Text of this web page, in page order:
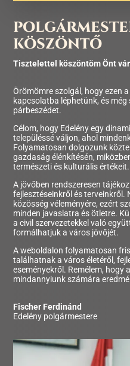
KÖSZÖNTŐ
Tisztelettel köszöntöm Önt
Örömömre szolgál, hogy ezen
kapcsolatba léphetünk, és
párbeszédet.
Célom, hogy Edelény egy
településsé váljon, ahol
Folyamatosan dolgozunk
gazdaság élénkítésén,
természeti és kulturális értékeit.
A jövőben rendszeresen
fejlesztéseinkről és terveinkről.
közösség véleményére, ezért
minden javaslatra és ötletre.
a civil szervezetekkel való
formálhatjuk a város jövőjét.
A weboldalon folyamatosan
találhatnak a város életéről,
eseményekről. Remélem, hogy
mindannyiunk számára
Fischer Ferdinánd
Edelény polgármestere